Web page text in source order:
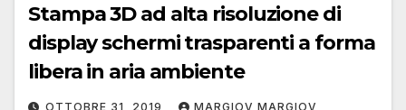
Stampa 3D ad alta risoluzione di
display schermi trasparenti a forma
libera in aria ambiente
OTTOBRE 31, 2019 MARGIOV MARGIOV